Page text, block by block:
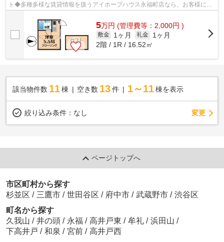
ト◆多種多様な賃貸情報を扱うアイホープハウス永福町店なら、お客様に合
5万円 (管理費等：2,000円 )
敷金 1ヶ月 礼金
1ヶ月
2階 / 1R / 16.52㎡
該当物件数 11棟 空き数 13 件 1～11 棟を表示
絞り込み条件： なし 変更
ページトップへ
市区町村から探す
杉並区 / 三鷹市 / 世田谷区 / 府中市 / 武蔵野市 / 渋谷区
町名から探す
久我山 / 井の頭 / 永福 / 高井戸東 / 牟礼 / 浜田山 /
下高井戸 / 和泉 / 宮前 / 高井戸西